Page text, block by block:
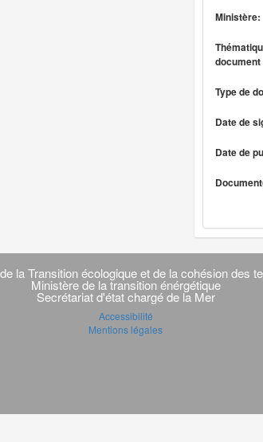
Ministère:
document
Type de
Date de
Date de
la Transition écologique et de la cohésion des
Ministère de la transition énérgétique
Secrétariat d'état chargé de la Mer
Accessibilité
Mentions légales